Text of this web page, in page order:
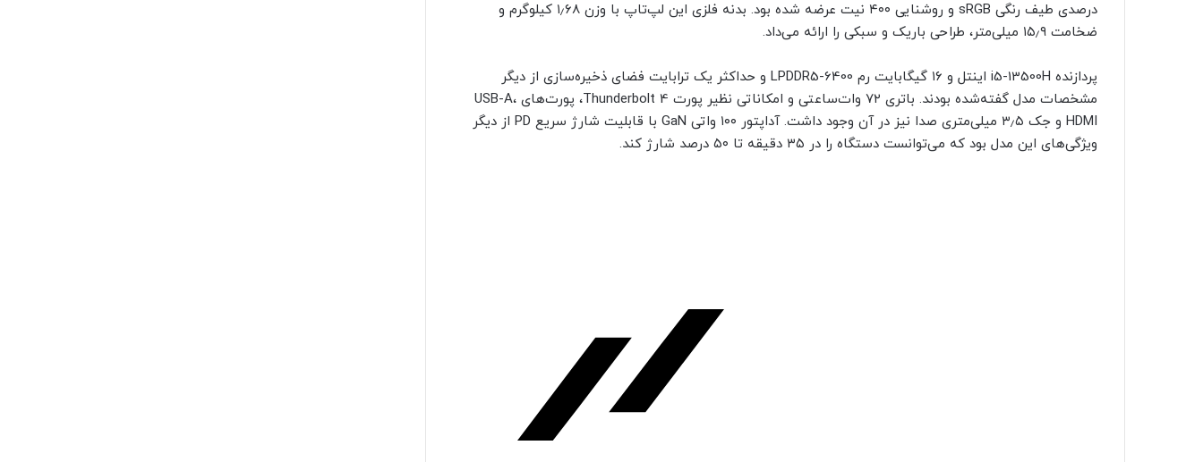
درصدی طیف رنگی sRGB و روشنایی ۴۰۰ نیت عرضه شده بود. بدنه فلزی این لپ‌تاپ با وزن ۱٫۶۸ کیلوگرم و
ضخامت ۱۵٫۹ میلی‌متر، طراحی باریک و سبکی را ارائه می‌داد.
پردازنده i5-13500H اینتل و ۱۶ گیگابایت رم LPDDR5-6400 و حداکثر یک ترابایت فضای ذخیره‌سازی از دیگر
مشخصات مدل گفته‌شده بودند. باتری ۷۲ وات‌ساعتی و امکاناتی نظیر پورت Thunderbolt 4، پورت‌های USB-A،
HDMI و جک ۳٫۵ میلی‌متری صدا نیز در آن وجود داشت. آداپتور ۱۰۰ واتی GaN با قابلیت شارژ سریع PD از دیگر
ویژگی‌های این مدل بود که می‌توانست دستگاه را در ۳۵ دقیقه تا ۵۰ درصد شارژ کند.